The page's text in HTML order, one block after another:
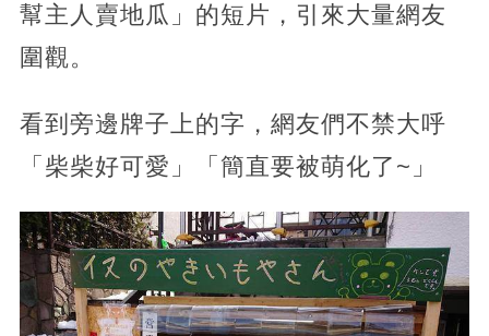
幫主人賣地瓜」的短片，引來大量網友
圍觀。
看到旁邊牌子上的字，網友們不禁大呼
「柴柴好可愛」「簡直要被萌化了~」